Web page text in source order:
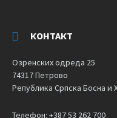
КОНТАКТ
Озренских одреда 25
74317 Петрово
Република Српска Босна и
Телефон: +387 53 262 700